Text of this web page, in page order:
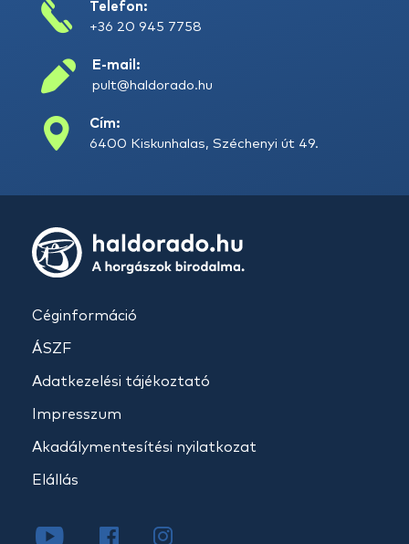
Telefon:
+36 20 945 7758
E-mail:
pult@haldorado.hu
Cím:
6400 Kiskunhalas, Széchenyi út 49.
Céginformáció
ÁSZF
Adatkezelési tájékoztató
Impresszum
Akadálymentesítési nyilatkozat
Elállás